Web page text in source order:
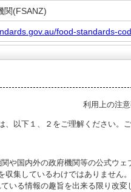
関(FSANZ)
food-standards-
利用上の注
以下１、２をご理解ください。
や国内外の政府機関等の公式ウ
集しているわけではありません。
いる情報の趣旨を出来る限り改変